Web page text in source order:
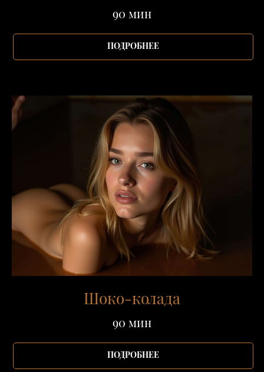
90 мин
ПОДРОБНЕЕ
Шоко-колада
90 мин
ПОДРОБНЕЕ